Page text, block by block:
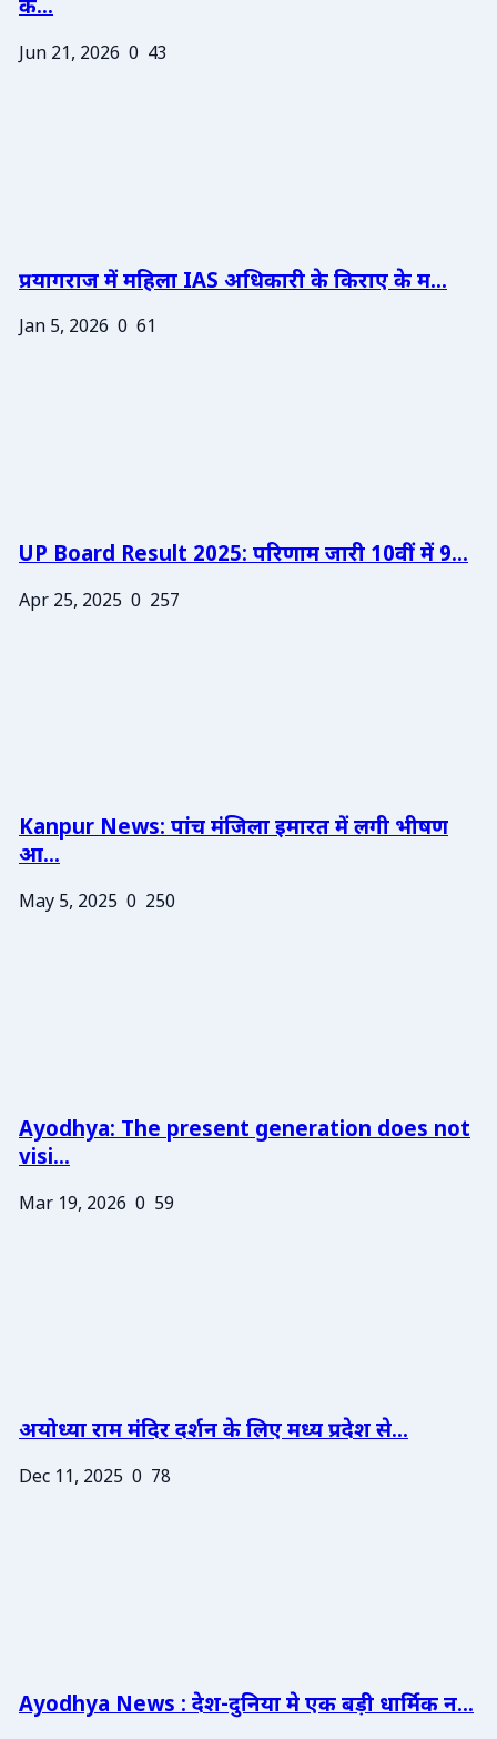
के...
Jun 21, 2026 0 43
प्रयागराज में महिला IAS अधिकारी के किराए के म...
Jan 5, 2026 0 61
UP Board Result 2025: परिणाम जारी 10वीं में 9...
Apr 25, 2025 0 257
Kanpur News: पांच मंजिला इमारत में लगी भीषण
आ...
May 5, 2025 0 250
Ayodhya: The present generation does not
visi...
Mar 19, 2026 0 59
अयोध्या राम मंदिर दर्शन के लिए मध्य प्रदेश से...
Dec 11, 2025 0 78
Ayodhya News : देश-दुनिया मे एक बड़ी धार्मिक न...